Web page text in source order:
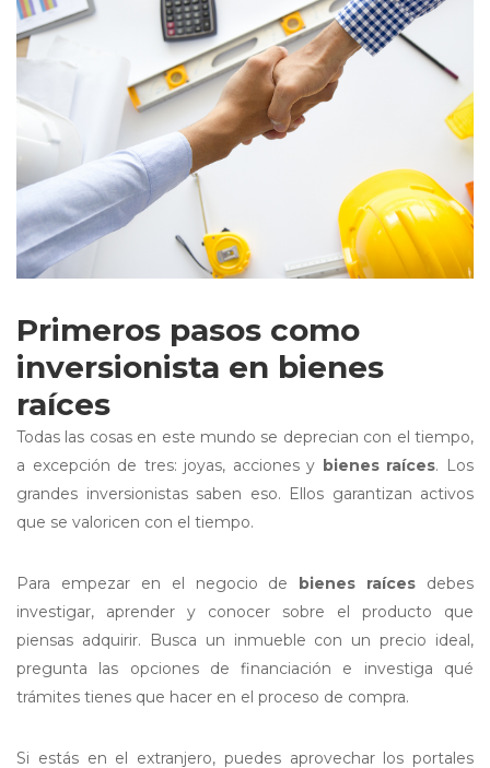
Primeros pasos como
inversionista en bienes
raíces
Todas las cosas en este mundo se deprecian con el tiempo,
a excepción de tres: joyas, acciones y bienes raíces. Los
grandes inversionistas saben eso. Ellos garantizan activos
que se valoricen con el tiempo.
Para empezar en el negocio de bienes raíces debes
investigar, aprender y conocer sobre el producto que
piensas adquirir. Busca un inmueble con un precio ideal,
pregunta las opciones de financiación e investiga qué
trámites tienes que hacer en el proceso de compra.
Si estás en el extranjero, puedes aprovechar los portales